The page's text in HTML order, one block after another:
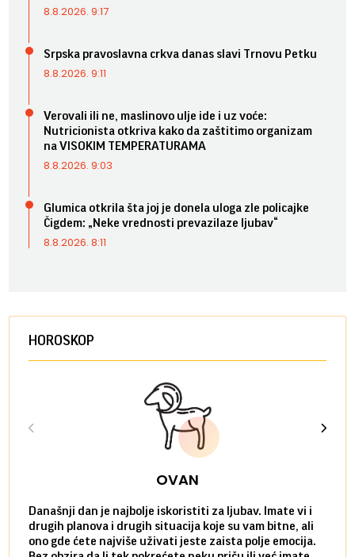
8.8.2026. 9:17
Srpska pravoslavna crkva danas slavi Trnovu Petku
8.8.2026. 9:11
Verovali ili ne, maslinovo ulje ide i uz voće:
Nutricionista otkriva kako da zaštitimo organizam
na VISOKIM TEMPERATURAMA
8.8.2026. 9:03
Glumica otkrila šta joj je donela uloga zle policajke
Čigdem: „Neke vrednosti prevazilaze ljubav“
8.8.2026. 8:11
HOROSKOP
OVAN
Današnji dan je najbolje iskoristiti za ljubav. Imate vi i
drugih planova i drugih situacija koje su vam bitne, ali
ono gde ćete najviše uživati jeste zaista polje emocija.